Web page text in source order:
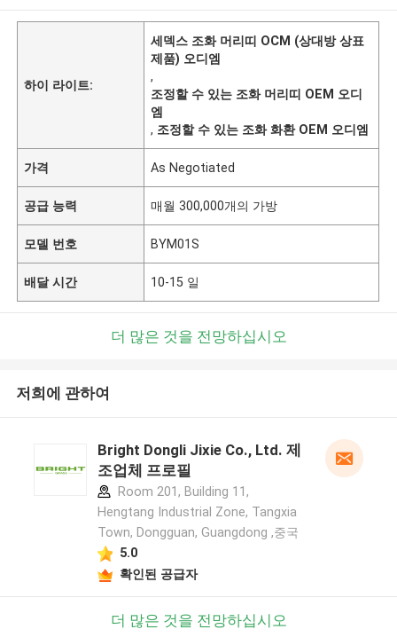
하이 라이트:
세덱스 조화 머리띠 OCM (상대방 상표
제품) 오디엠
,
조정할 수 있는 조화 머리띠 OEM 오디
엠
, 조정할 수 있는 조화 화환 OEM 오디엠
가격 As Negotiated
공급 능력 매월 300,000개의 가방
모델 번호 BYM01S
배달 시간 10-15 일
더 많은 것을 전망하십시오
저희에 관하여
Bright Dongli Jixie Co., Ltd. 제
조업체 프로필
Room 201, Building 11,
Hengtang Industrial Zone, Tangxia
Town, Dongguan, Guangdong ,중국
5.0
확인된 공급자
더 많은 것을 전망하십시오